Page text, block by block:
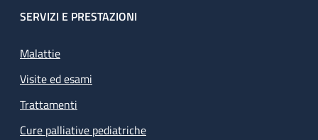
SERVIZI E PRESTAZIONI
Malattie
Visite ed esami
Trattamenti
Cure palliative pediatriche